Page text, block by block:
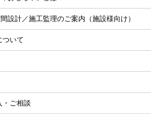
設計／施工監理のご案内（施設様向け）
いて
ご相談